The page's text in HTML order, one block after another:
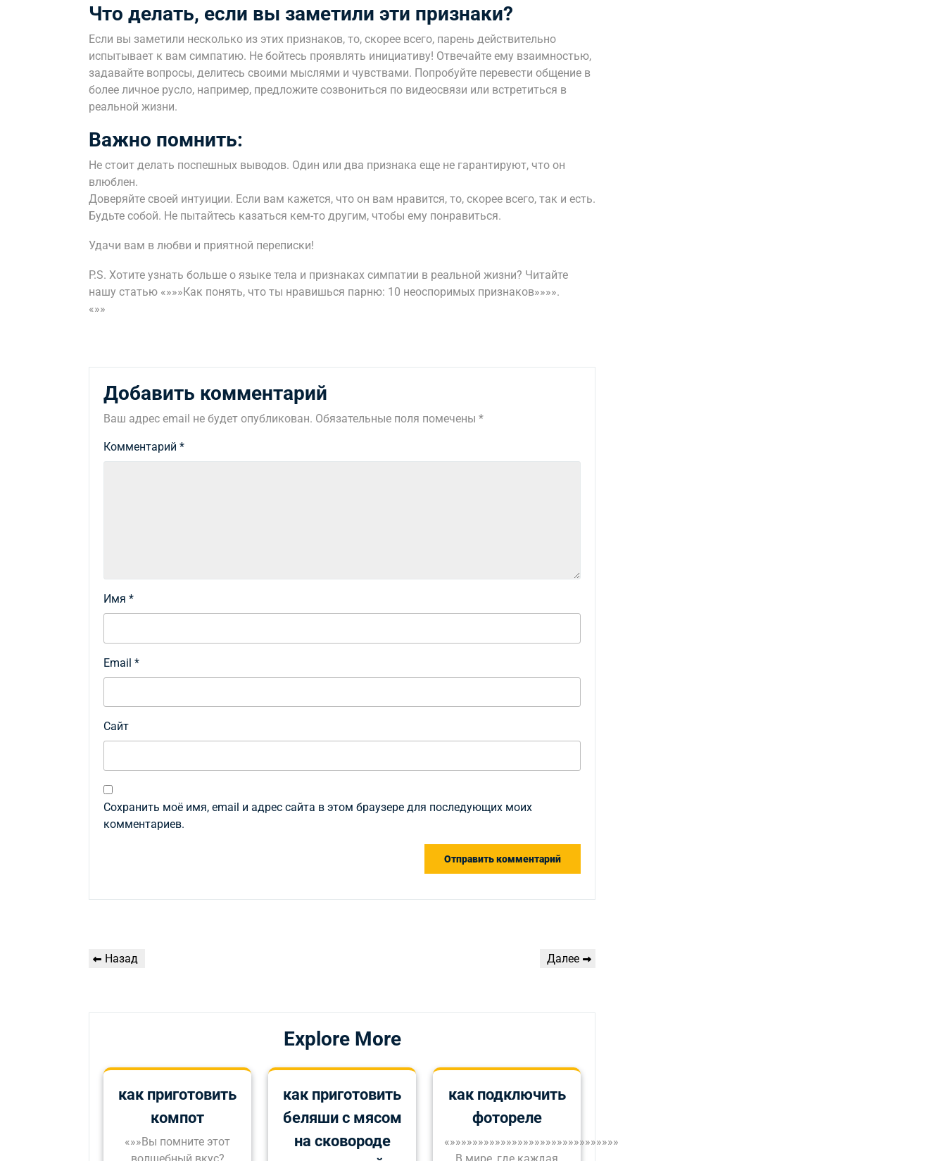
Что делать, если вы заметили эти признаки?
Если вы заметили несколько из этих признаков, то, скорее всего, парень действительно
испытывает к вам симпатию. Не бойтесь проявлять инициативу! Отвечайте ему взаимностью,
задавайте вопросы, делитесь своими мыслями и чувствами. Попробуйте перевести общение в
более личное русло, например, предложите созвониться по видеосвязи или встретиться в
реальной жизни.
Важно помнить:
Не стоит делать поспешных выводов. Один или два признака еще не гарантируют, что он
влюблен.
Доверяйте своей интуиции. Если вам кажется, что он вам нравится, то, скорее всего, так и есть.
Будьте собой. Не пытайтесь казаться кем-то другим, чтобы ему понравиться.
Удачи вам в любви и приятной переписки!
P.S. Хотите узнать больше о языке тела и признаках симпатии в реальной жизни? Читайте
нашу статью «»»»Как понять, что ты нравишься парню: 10 неоспоримых признаков»»»».
«»»
Добавить комментарий
Ваш адрес email не будет опубликован. Обязательные поля помечены *
Комментарий *
Имя *
Email *
Сайт
Сохранить моё имя, email и адрес сайта в этом браузере для последующих моих
комментариев.
Навигация
Предыдущая
Назад
Следующая
Далее
Explore More
как приготовить
компот
«»»Вы помните этот
волшебный вкус?
как приготовить
беляши с мясом
на сковороде
как подключить
фотореле
«»»»»»»»»»»»»»»»»»»»»»»»»»»»»»»
В мире, где каждая